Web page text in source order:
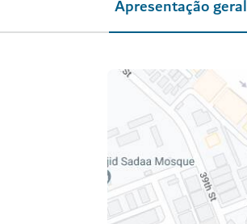
Apresentação geral